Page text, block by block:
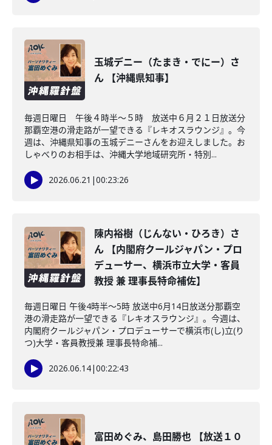
玉城デニー（たまき・でにー）さ
ん 【沖縄県知事】
毎週日曜日 午後４時半～５時 放送中６月２１日放送分
那覇空港の滑走路が一望できる『レキオスラウンジ』。今
週は、沖縄県知事の玉城デニーさんをお迎えしました。お
しゃべりのお相手は、沖縄大学地域研究所・特別...
2026.06.21 |00:23:26
陳内裕樹（じんない・ひろき）さ
ん 【内閣府クールジャパン・プロ
デューサー、横浜市立大学・客員
教授 兼 理事長特命補佐】
毎週日曜日 午後4時半～5時 放送中6月14日放送分那覇空
港の滑走路が一望できる『レキオスラウンジ』。今週は、
内閣府クールジャパン・プロデューサーで横浜市(し)立(り
つ)大学・客員教授兼 理事長特命補...
2026.06.14|00:22:43
富田めぐみ、島田勝也 【放送１０